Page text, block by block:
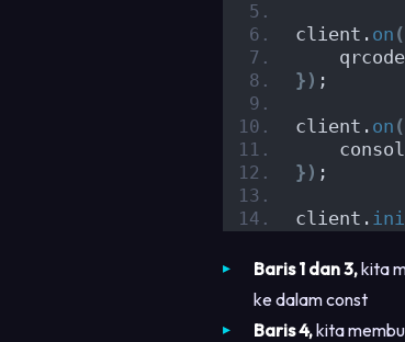
client. on (
}) ;
client. on (
}) ;
client.
Baris 1 dan 3,kita
ke dalam const
Baris 4,kita